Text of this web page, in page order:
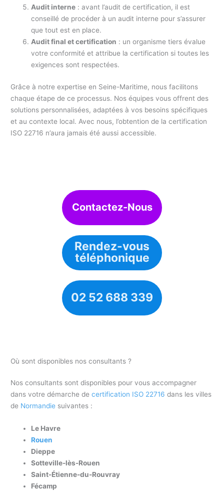
Audit interne : avant l’audit de certification, il est
conseillé de procéder à un audit interne pour s’assurer
que tout est en place.
Audit final et certification : un organisme tiers évalue
votre conformité et attribue la certification si toutes les
exigences sont respectées.
Grâce à notre expertise en Seine-Maritime, nous facilitons
chaque étape de ce processus. Nos équipes vous offrent des
solutions personnalisées, adaptées à vos besoins spécifiques
et au contexte local. Avec nous, l’obtention de la certification
ISO 22716 n’aura jamais été aussi accessible.
Contactez-Nous
Rendez-vous
téléphonique
02 52 688 339
Où sont disponibles nos consultants ?
Nos consultants sont disponibles pour vous accompagner
dans votre démarche decertification ISO 22716 dans les villes
de Normandie suivantes :
Le Havre
Rouen
Dieppe
Sotteville-lès-Rouen
Saint-Étienne-du-Rouvray
Fécamp